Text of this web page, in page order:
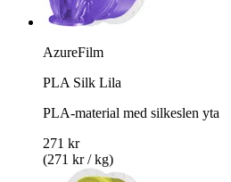
AzureFilm
PLA Silk Lila
PLA-material med silkeslen yta
271 kr
(271 kr / kg)